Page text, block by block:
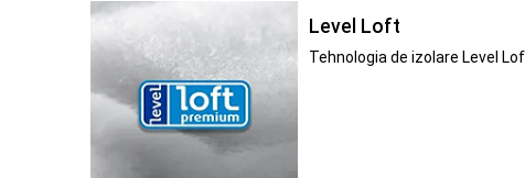
Level Loft
Tehnologia de izolare Level